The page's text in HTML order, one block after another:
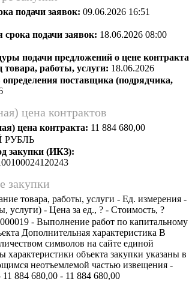
подачи заявок: 09.06.2026 16:51
подачи заявок: 18.06.2026 08:00
подачи предложений о цене контракта
товара, работы, услуги: 18.06.2026
определения поставщика (подрядчика,
цена контрактов
цена контракта: 11 884 680,00
закупки (ИКЗ):
закупки
товара, работы, услуги - Ед. измерения -
услуги) - Цена за ед., ? - Стоимость, ?
- Выполнение работ по капитальному
Дополнительная характеристика В
символов на сайте единой
объекта закупки указаны в
неотъемлемой частью извещения -
884 680,00 - 11 884 680,00